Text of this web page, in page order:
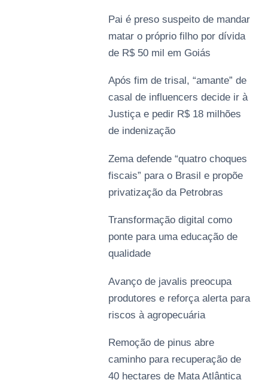
Pai é preso suspeito de mandar
matar o próprio filho por dívida
de R$ 50 mil em Goiás
Após fim de trisal, “amante” de
casal de influencers decide ir à
Justiça e pedir R$ 18 milhões
de indenização
Zema defende “quatro choques
fiscais” para o Brasil e propõe
privatização da Petrobras
Transformação digital como
ponte para uma educação de
qualidade
Avanço de javalis preocupa
produtores e reforça alerta para
riscos à agropecuária
Remoção de pinus abre
caminho para recuperação de
40 hectares de Mata Atlântica